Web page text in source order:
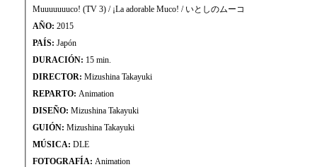
Muuuuuuuco! (TV 3) / ¡La adorable Muco! / いとしのムーコ
AÑO: 2015
PAÍS: Japón
DURACIÓN: 15 min.
DIRECTOR: Mizushina Takayuki
REPARTO: Animation
DISEÑO: Mizushina Takayuki
GUIÓN: Mizushina Takayuki
MÚSICA: DLE
FOTOGRAFÍA: Animation